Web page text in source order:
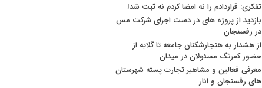
تفکری: قراردادم را نه امضا کردم نه ثبت شد!
بازدید از پروژه های در دست اجرای شرکت مس
در رفسنجان
از هشدار به هنجارشکنان جامعه تا گلایه از
حضور کمرنگ مسئولان در میدان
معرفی فعالین و مشاهیر تجارت پسته شهرستان
های رفسنجان و انار